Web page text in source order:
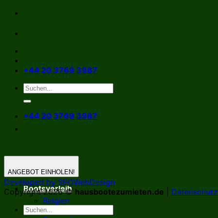
Zum
springen
+44 20 3769 3987
+44 20 3769 3987
Bootsverleih
Belgien
Deutschland
ANGEBOT EINHOLEN!
Developed by SEOWebDesign
Copyright 2026 © hausbootezumieten.de